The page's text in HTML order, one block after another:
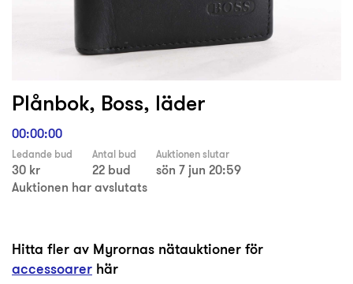
Plånbok, Boss, läder
00:00:00
Ledande bud
30 kr
Antal bud
22 bud
Auktionen slutar
sön 7 jun 20:59
Auktionen har avslutats
Hitta fler av Myrornas nätauktioner för
accessoarer här